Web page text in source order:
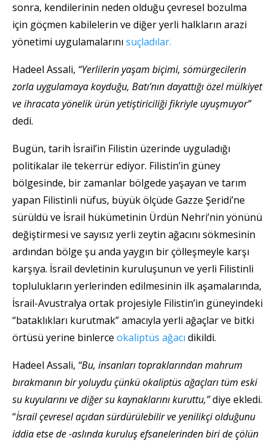
sonra, kendilerinin neden olduğu çevresel bozulma
için göçmen kabilelerin ve diğer yerli halkların arazi
yönetimi uygulamalarını suçladılar.
Hadeel Assali, “Yerlilerin yaşam biçimi, sömürgecilerin
zorla uygulamaya koyduğu, Batı’nın dayattığı özel mülkiyet
ve ihracata yönelik ürün yetiştiriciliği fikriyle uyuşmuyor”
dedi.
Bugün, tarih İsrail’in Filistin üzerinde uyguladığı
politikalar ile tekerrür ediyor. Filistin’in güney
bölgesinde, bir zamanlar bölgede yaşayan ve tarım
yapan Filistinli nüfus, büyük ölçüde Gazze Şeridi’ne
sürüldü ve İsrail hükümetinin Ürdün Nehri’nin yönünü
değiştirmesi ve sayısız yerli zeytin ağacını sökmesinin
ardından bölge şu anda yaygın bir çölleşmeyle karşı
karşıya. İsrail devletinin kuruluşunun ve yerli Filistinli
toplulukların yerlerinden edilmesinin ilk aşamalarında,
İsrail-Avustralya ortak projesiyle Filistin’in güneyindeki
“bataklıkları kurutmak” amacıyla yerli ağaçlar ve bitki
örtüsü yerine binlerce okaliptüs ağacı dikildi.
Hadeel Assali, “Bu, insanları topraklarından mahrum
bırakmanın bir yoluydu çünkü okaliptüs ağaçları tüm eski
su kuyularını ve diğer su kaynaklarını kuruttu,”diye ekledi.
“İsrail çevresel açıdan sürdürülebilir ve yenilikçi olduğunu
iddia etse de -aslında kuruluş efsanelerinden biri de çölün